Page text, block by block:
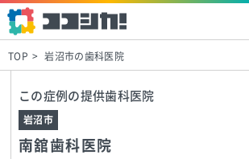
TOP 岩沼市の歯科医院
この症例の提供歯科医院
南舘歯科医院
岩沼市